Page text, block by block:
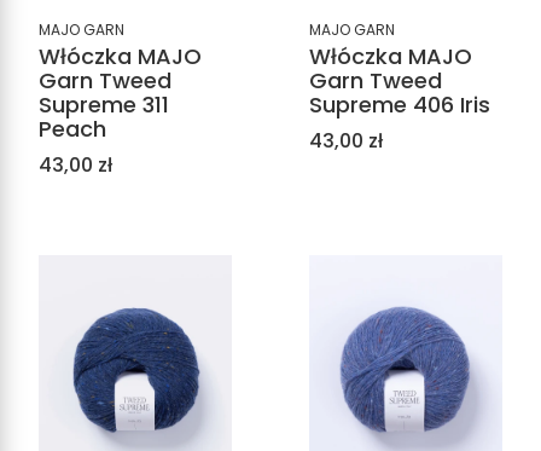
MAJO GARN
Włóczka MAJO
Garn Tweed
Supreme 311
Peach
Cena
43,00 zł
MAJO GARN
Włóczka MAJO
Garn Tweed
Supreme 406 Iris
Cena
43,00 zł